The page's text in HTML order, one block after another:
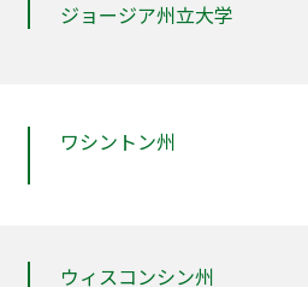
ジョージア州立大学
ワシントン州
ウィスコンシン州